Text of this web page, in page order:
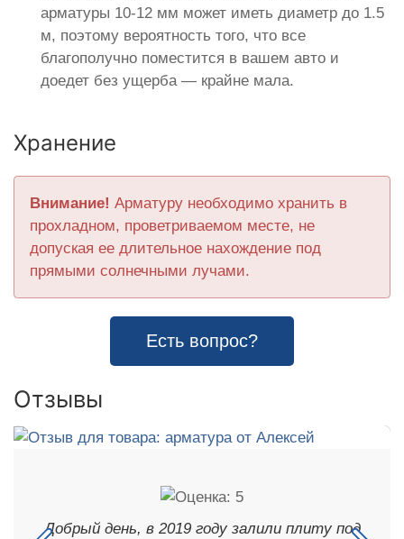
арматуры 10-12 мм может иметь диаметр до 1.5
м, поэтому вероятность того, что все
благополучно поместится в вашем авто и
доедет без ущерба — крайне мала.
Хранение
Внимание! Арматуру необходимо хранить в
прохладном, проветриваемом месте, не
допуская ее длительное нахождение под
прямыми солнечными лучами.
Есть вопрос?
Отзывы
Добрый день, в 2019 году залили плиту под